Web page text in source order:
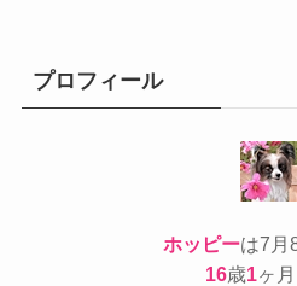
ープロフィール
ホッピーは7月
16歳1ヶ月